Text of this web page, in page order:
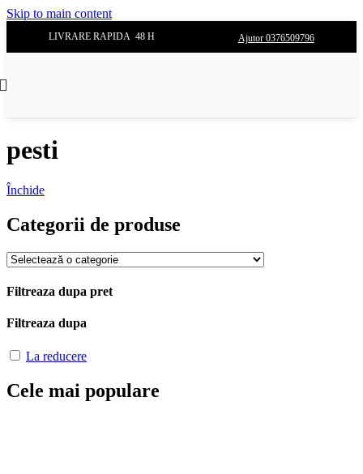
Skip to main content
LIVRARE RAPIDA 48 H Ajutor 0376509796
pesti
Închide
Categorii de produse
Filtreaza dupa pret
Filtreaza dupa
La reducere
Cele mai populare